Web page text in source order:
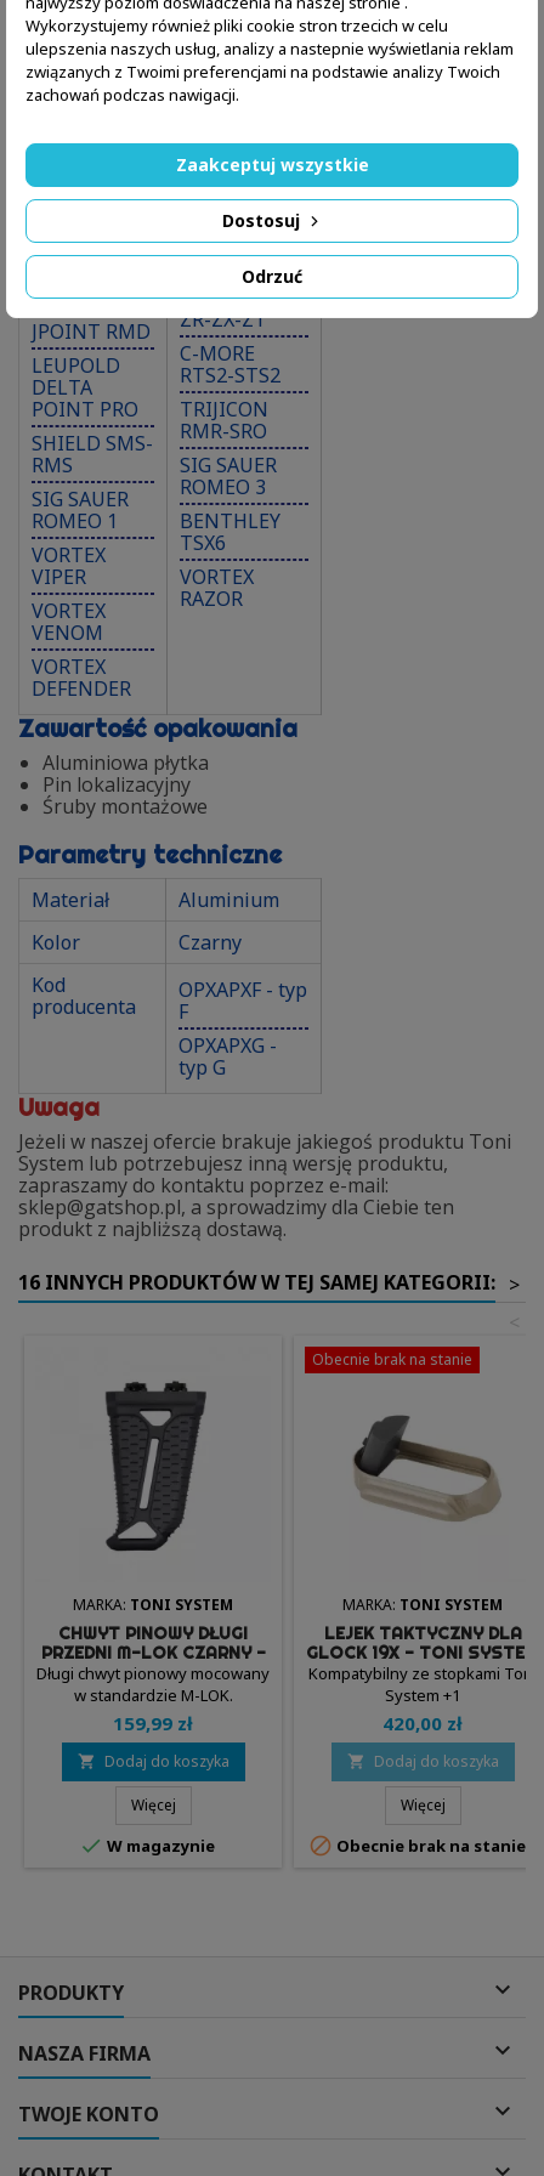
Kompatybilność z pistoletami
Beretta APX A1 RDO
Beretta APX Combat RDO
Typ G
FIRE 2-3-4
MRDS
JPOINT RMD
LEUPOLD
DELTA
POINT PRO
SHIELD SMS-
RMS
SIG SAUER
ROMEO 1
VORTEX
VIPER
VORTEX
VENOM
VORTEX
DEFENDER
MEOPTA
MEORED-
MEOSIGHT
TONISYSTEM
ZR-ZX-ZT
C-MORE
RTS2-STS2
TRIJICON
RMR-SRO
SIG SAUER
ROMEO 3
BENTHLEY
TSX6
VORTEX
RAZOR
Zawartość opakowania
Aluminiowa płytka
Pin lokalizacyjny
Śruby montażowe
Parametry techniczne
Materiał
Aluminium
Kolor
Czarny
Kod
producenta
OPXAPXF - typ
F
OPXAPXG -
typ G
Uwaga
Jeżeli w naszej ofercie brakuje jakiegoś produktu Toni
System lub potrzebujesz inną wersję produktu,
zapraszamy do kontaktu poprzez e-mail:
sklep@gatshop.pl, a sprowadzimy dla Ciebie ten
produkt z najbliższą dostawą.
16 INNYCH PRODUKTÓW W TEJ SAMEJ KATEGORII: >
<
MARKA: TONI SYSTEM
CHWYT PINOWY DŁUGI
PRZEDNI M-LOK CZARNY -
TONI SYSTEM
Długi chwyt pionowy mocowany
w standardzie M-LOK.
159,99 zł
 Dodaj do koszyka
Więcej
 W magazynie
Obecnie brak na stanie
MARKA: TONI SYSTEM
LEJEK TAKTYCZNY DLA
GLOCK 19X - TONI SYSTEM
Kompatybilny ze stopkami Toni
System +1
420,00 zł
 Dodaj do koszyka
Więcej
 Obecnie brak na stanie
PRODUKTY 
NASZA FIRMA 
TWOJE KONTO 
Wykorzystujemy również pliki cookie stron trzecich w celu
ulepszenia naszych usług, analizy a nastepnie wyświetlania reklam
związanych z Twoimi preferencjami na podstawie analizy Twoich
zachowań podczas nawigacji.
Odrzuć
Dostosuj
Zaakceptuj wszystkie